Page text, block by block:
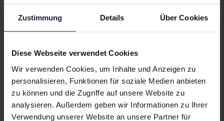
Zustimmung Details Über Cookies
Diese Webseite verwendet Cookies
Wir verwenden Cookies, um Inhalte und Anzeigen zu
personalisieren, Funktionen für soziale Medien anbieten
zu können und die Zugriffe auf unsere Website zu
analysieren. Außerdem geben wir Informationen zu Ihrer
Verwendung unserer Website an unsere Partner für
Aston Martin
Bentley
BMW
BYD
Cadillac
Iveco
Jeep
KIA
Land Rover
Lexus
Polestar
Rolls-Royce
Saab
SEAT